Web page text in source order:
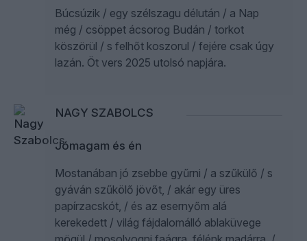
Búcsúzik / egy szélszagu délután / a Nap
még / csöppet ácsorog Budán / torkot
köszörül / s felhőt koszorul / fejére csak úgy
lazán. Öt vers 2025 utolsó napjára.
NAGY SZABOLCS
Jómagam és én
Mostanában jó zsebbe gyűrni / a szűkülő / s
gyáván szűkölő jövőt, / akár egy üres
papírzacskót, / és az esernyőm alá
kerekedett / világ fájdalomálló ablaküvege